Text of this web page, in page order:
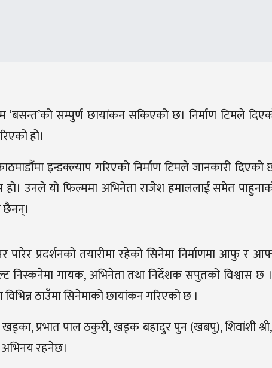
सम्पुर्ण छायांकन सकिएको छ। निर्माण टिमले
हो।
इन्डक्ल्याप गरिएको निर्माण टिमले जानकारी
हो। उनले यो फिल्ममा अभिनेता राजेश हमाललाई समेत
छैनन्।
प्रदर्शनको तयारीमा रहेको सिनेमा निर्माणमा आफु र
गायक, अभिनेता तथा निर्देशक सपुतको विश्वास छ
ठाउँमा सिनेमाको छायांकन गरिएको छ ।
खड्का, प्रभात पाल ठकुरी, खड्क बहादुर पुन (खबपु), शिवांशी
रहनेछ।